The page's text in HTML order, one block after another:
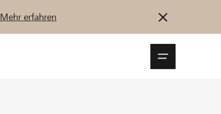
Mehr erfahren